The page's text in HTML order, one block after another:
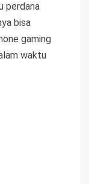
perdana
bisa
gaming
waktu